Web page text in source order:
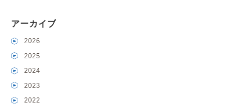
アーカイブ
2026
2025
2024
2023
2022